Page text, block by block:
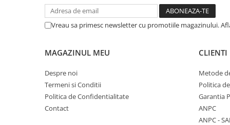
Vreau sa primesc newsletter cu promotiile magazinului.
MAGAZINUL MEU
Despre noi
Termeni si Conditii
Politica de Confidentialitate
Contact
CLIENTI
Metode
Politica
Garantia
ANPC
ANPC -